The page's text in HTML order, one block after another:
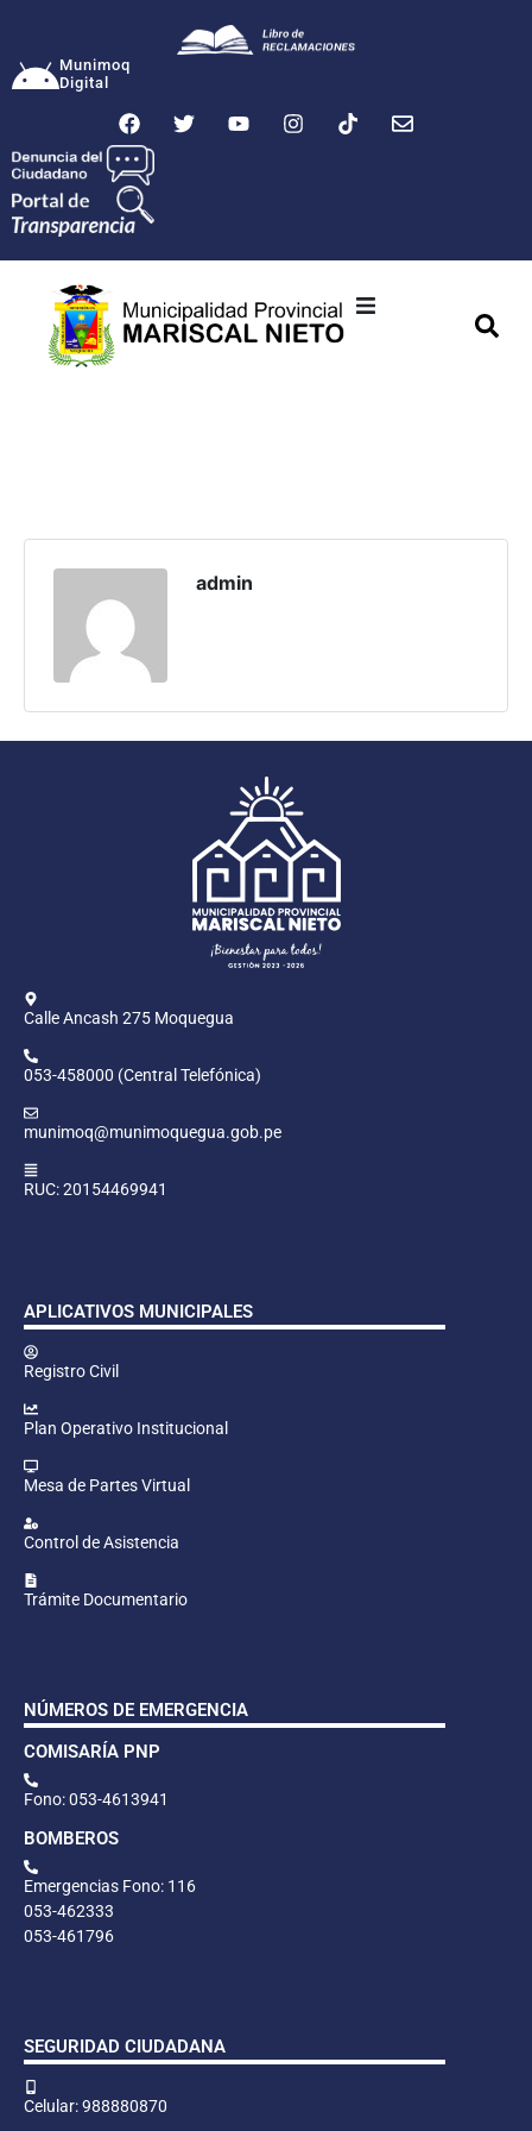
Munimoq
Digital
admin
Calle Ancash 275 Moquegua
053-458000 (Central Telefónica)
munimoq@munimoquegua.gob.pe
RUC: 20154469941
APLICATIVOS MUNICIPALES
Registro Civil
Plan Operativo Institucional
Mesa de Partes Virtual
Control de Asistencia
Trámite Documentario
NÚMEROS DE EMERGENCIA
COMISARÍA PNP
Fono: 053-4613941
BOMBEROS
Emergencias Fono: 116
053-462333
053-461796
SEGURIDAD CIUDADANA
Celular: 988880870